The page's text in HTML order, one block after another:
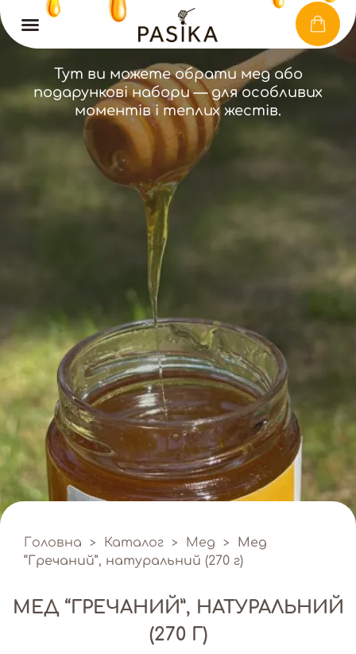
КАТАЛОГ
Тут ви можете обрати мед або
подарункові набори — для особливих
моментів і теплих жестів.
Головна > Каталог > Мед >
Мед
“Гречаний”, натуральний (270 г)
МЕД “ГРЕЧАНИЙ”, НАТУРАЛЬНИЙ
(270 Г)